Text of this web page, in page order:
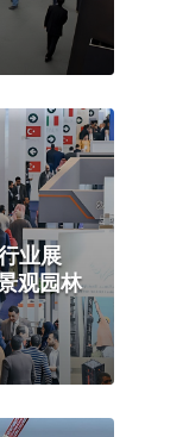
业展
观园林